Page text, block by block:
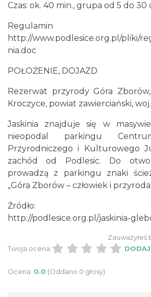
Czas: ok. 40 min., grupa od 5 do 30
Regulamin
http://www.podlesice.org.pl/pliki/
nia.doc
POŁOŻENIE, DOJAZD
Rezerwat przyrody Góra
Kroczyce, powiat zawierciański,
Jaskinia znajduje się w
nieopodal parkingu
Przyrodniczego i Kulturowego
zachód od Podlesic. Do
prowadzą z parkingu znaki
„Góra Zborów – człowiek i
Źródło:
http://podlesice.org.pl/jaskinia-
Zauważyłeś
Twoja ocena:
Ocena: 0.0 (Oddano 0 głosy)